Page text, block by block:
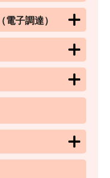
電子調達）